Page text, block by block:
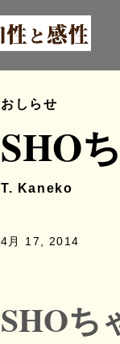
おしらせ
SHO
T. Kaneko
4月 17, 2014
SHOち